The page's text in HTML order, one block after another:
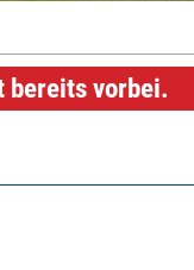
bereits vorbei.